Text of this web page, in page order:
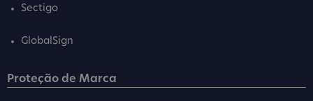
Sectigo
GlobalSign
Proteção de Marca